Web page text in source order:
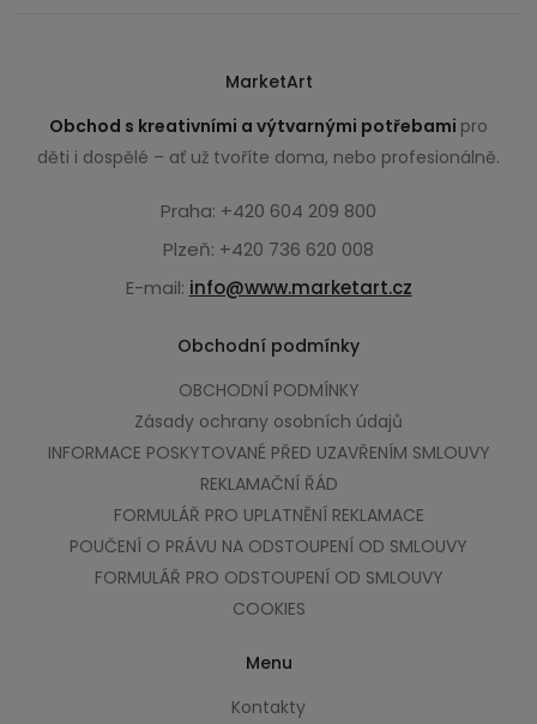
MarketArt
Obchod s kreativními a výtvarnými potřebami pro
děti i dospělé – ať už tvoříte doma, nebo profesionálně.
Praha: +420 604 209 800
Plzeň: +420 736 620 008
E-mail: info@www.marketart.cz
Obchodní podmínky
OBCHODNÍ PODMÍNKY
Zásady ochrany osobních údajů
INFORMACE POSKYTOVANÉ PŘED UZAVŘENÍM SMLOUVY
REKLAMAČNÍ ŘÁD
FORMULÁŘ PRO UPLATNĚNÍ REKLAMACE
POUČENÍ O PRÁVU NA ODSTOUPENÍ OD SMLOUVY
FORMULÁŘ PRO ODSTOUPENÍ OD SMLOUVY
COOKIES
Menu
Kontakty